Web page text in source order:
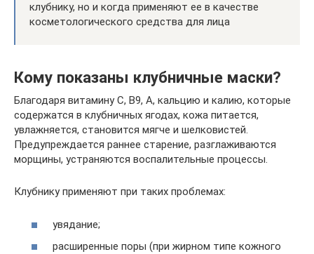
клубнику, но и когда применяют ее в качестве
косметологического средства для лица
Кому показаны клубничные маски?
Благодаря витамину С, В9, А, кальцию и калию, которые
содержатся в клубничных ягодах, кожа питается,
увлажняется, становится мягче и шелковистей.
Предупреждается раннее старение, разглаживаются
морщины, устраняются воспалительные процессы.
Клубнику применяют при таких проблемах:
увядание;
расширенные поры (при жирном типе кожного